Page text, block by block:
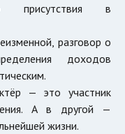
присутствия в
разговор о
доходов
— это участник
А в другой —
жизни.